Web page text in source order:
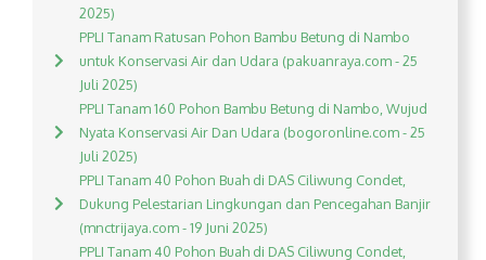
2025)
PPLI Tanam Ratusan Pohon Bambu Betung di Nambo
untuk Konservasi Air dan Udara (pakuanraya.com - 25
Juli 2025)
PPLI Tanam 160 Pohon Bambu Betung di Nambo, Wujud
Nyata Konservasi Air Dan Udara (bogoronline.com - 25
Juli 2025)
PPLI Tanam 40 Pohon Buah di DAS Ciliwung Condet,
Dukung Pelestarian Lingkungan dan Pencegahan Banjir
(mnctrijaya.com - 19 Juni 2025)
PPLI Tanam 40 Pohon Buah di DAS Ciliwung Condet,